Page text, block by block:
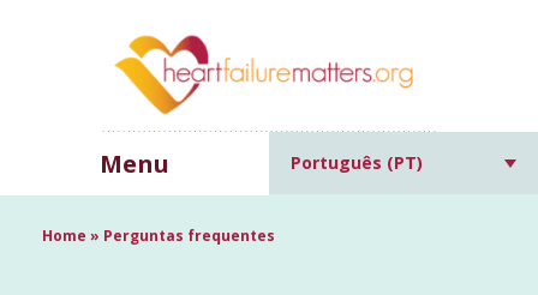
Menu Português (PT)
Home » Perguntas frequentes